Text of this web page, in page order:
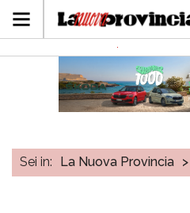
Sei in: La Nuova Provincia >